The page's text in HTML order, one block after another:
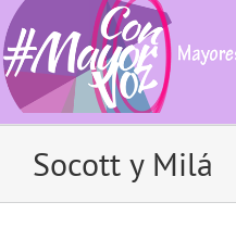
Skip
to
content
Socott y Milá